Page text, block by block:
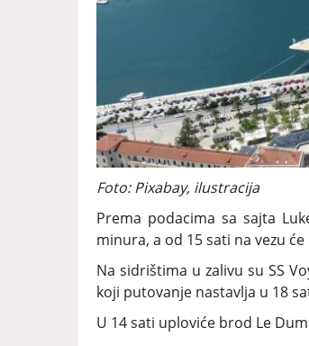
Foto: Pixabay, ilustracija
Prema podacima sa sajta
minura, a od 15 sati na vezu
Na sidrištima u zalivu su SS
koji putovanje nastavlja u 18
U 14 sati uploviće brod Le